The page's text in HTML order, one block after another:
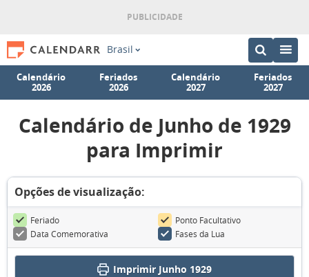
Brasil
Calendário
2026
Feriados
2026
Calendário
2027
Feriados
2027
Calendário de Junho de 1929
para Imprimir
Opções de visualização:
Feriado
Ponto Facultativo
Data Comemorativa
Fases da Lua
Imprimir Junho 1929